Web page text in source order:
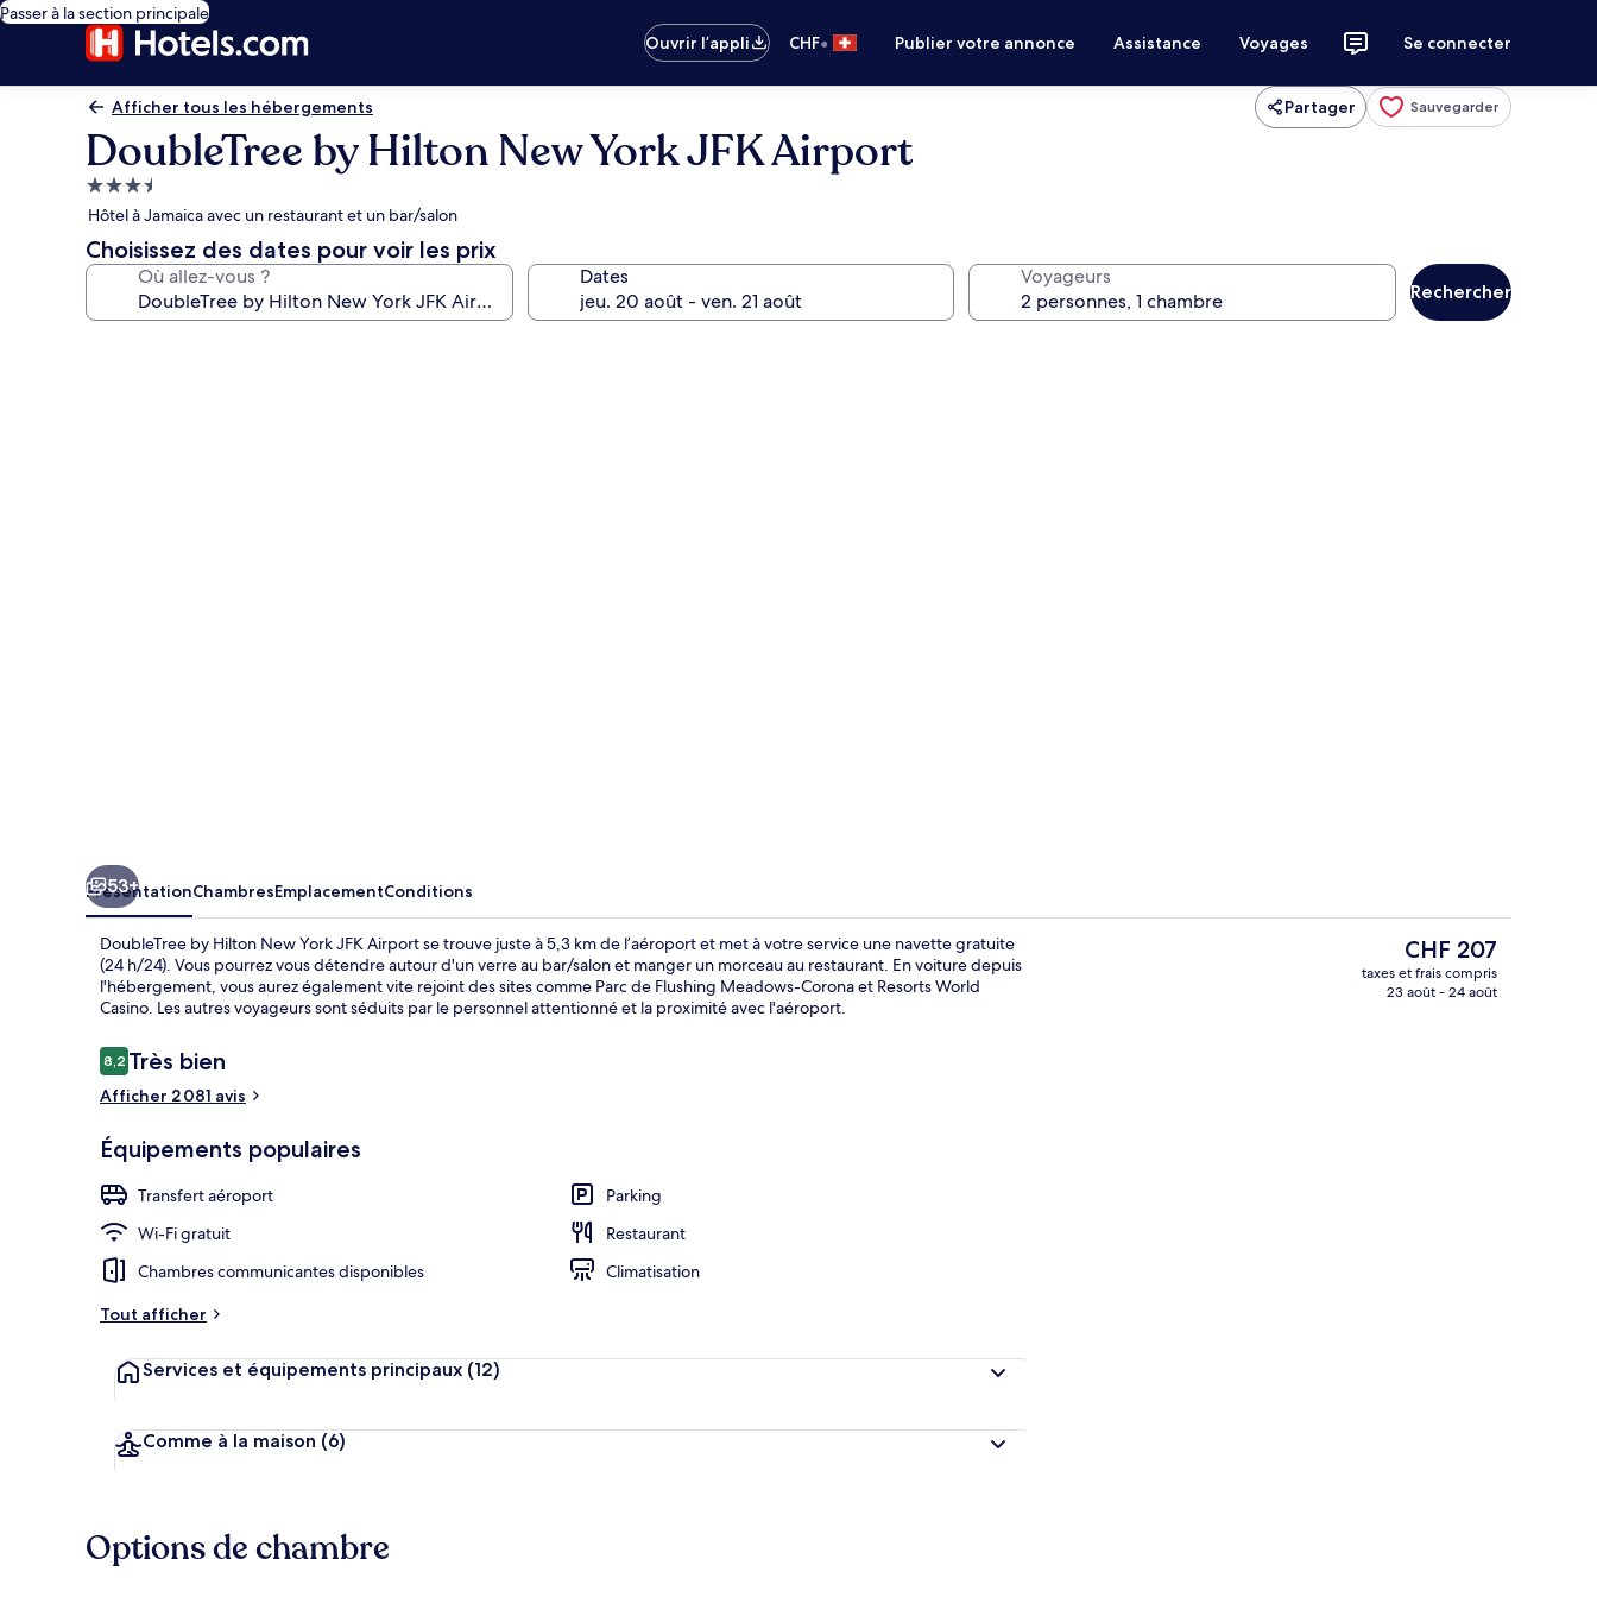
Passer à la section principale
Ouvrir l’appli
CHF• Publier votre annonce Assistance Voyages Se connecter
Afficher tous les hébergements Partager Sauvegarder
DoubleTree by Hilton New York JFK Airport
Hébergement
3.5 étoiles
Hôtel à Jamaica avec un restaurant et un bar/salon
Choisissez des dates pour voir les prix
Où allez-vous ? Dates Voyageurs
Rechercher
53+
PrésentationChambresEmplacementConditions
DoubleTree by Hilton New York JFK Airport se trouve juste à 5,3 km de l’aéroport et met à votre service une navette gratuite
(24 h/24). Vous pourrez vous détendre autour d'un verre au bar/salon et manger un morceau au restaurant. En voiture depuis
l'hébergement, vous aurez également vite rejoint des sites comme Parc de Flushing Meadows-Corona et Resorts World
Casino. Les autres voyageurs sont séduits par le personnel attentionné et la proximité avec l'aéroport.
Avis
voyageurs
8,28,2 sur 10
Très bien
Afficher 2 081 avis
Équipements populaires
Transfert aéroport
Parking
Wi-Fi gratuit
Restaurant
Chambres communicantes disponibles
Climatisation
Tout afficher
Services et équipements principaux (12)
Comme à la maison (6)
Le
prix
actuel
CHF 207
taxes et frais compris
23 août - 24 août
Options de chambre